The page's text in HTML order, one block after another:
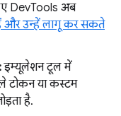
DevTools अब
और उन्हें लागू कर सकते
इम्यूलेशन टूल में
टोकन या कस्टम
है.